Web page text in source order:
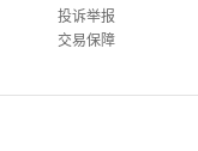
投诉举报
交易保障